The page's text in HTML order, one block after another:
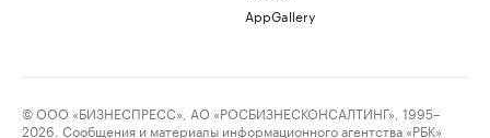
AppGallery
© ООО «БИЗНЕСПРЕСС», АО «РОСБИЗНЕСКОНСАЛТИНГ», 1995–
2026. Сообщения и материалы информационного агентства «РБК»